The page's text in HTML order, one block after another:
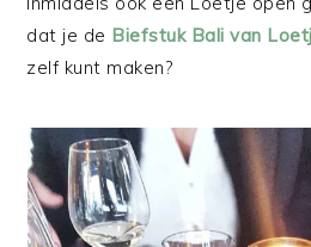
dat je de Biefstuk Bali van
zelf kunt maken?